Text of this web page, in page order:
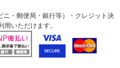
・郵便局・銀行等）・クレジット決
いただけます。